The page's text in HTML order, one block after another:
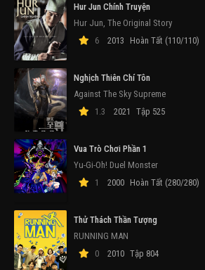
Hur Jun Chính Truyện
Hur Jun, The Original Story
6
2013 Hoàn Tất (110/110)
Nghịch Thiên Chí Tôn
Against The Sky Supreme
1.3
2021 Tập 525
Vua Trò Chơi Phần 1
Yu-Gi-Oh! Duel Monster
1
2000 Hoàn Tất (280/280)
Thử Thách Thần Tượng
RUNNING MAN
0
2010 Tập 804